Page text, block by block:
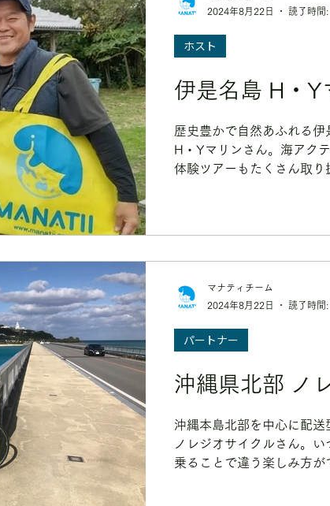
伊是名
歴史豊かで自然あふれる
H・Yマリンさん。海アク
体験ツアーもたくさん取り
ホスト
2024年8月22日
読了時間
沖縄県北部 ノ
沖縄本島北部を中心に配
ノレジオサイクルさん。
乗ることで違う楽しみ方が
パートナー
マナティチーム
2024年8月22日
読了時間